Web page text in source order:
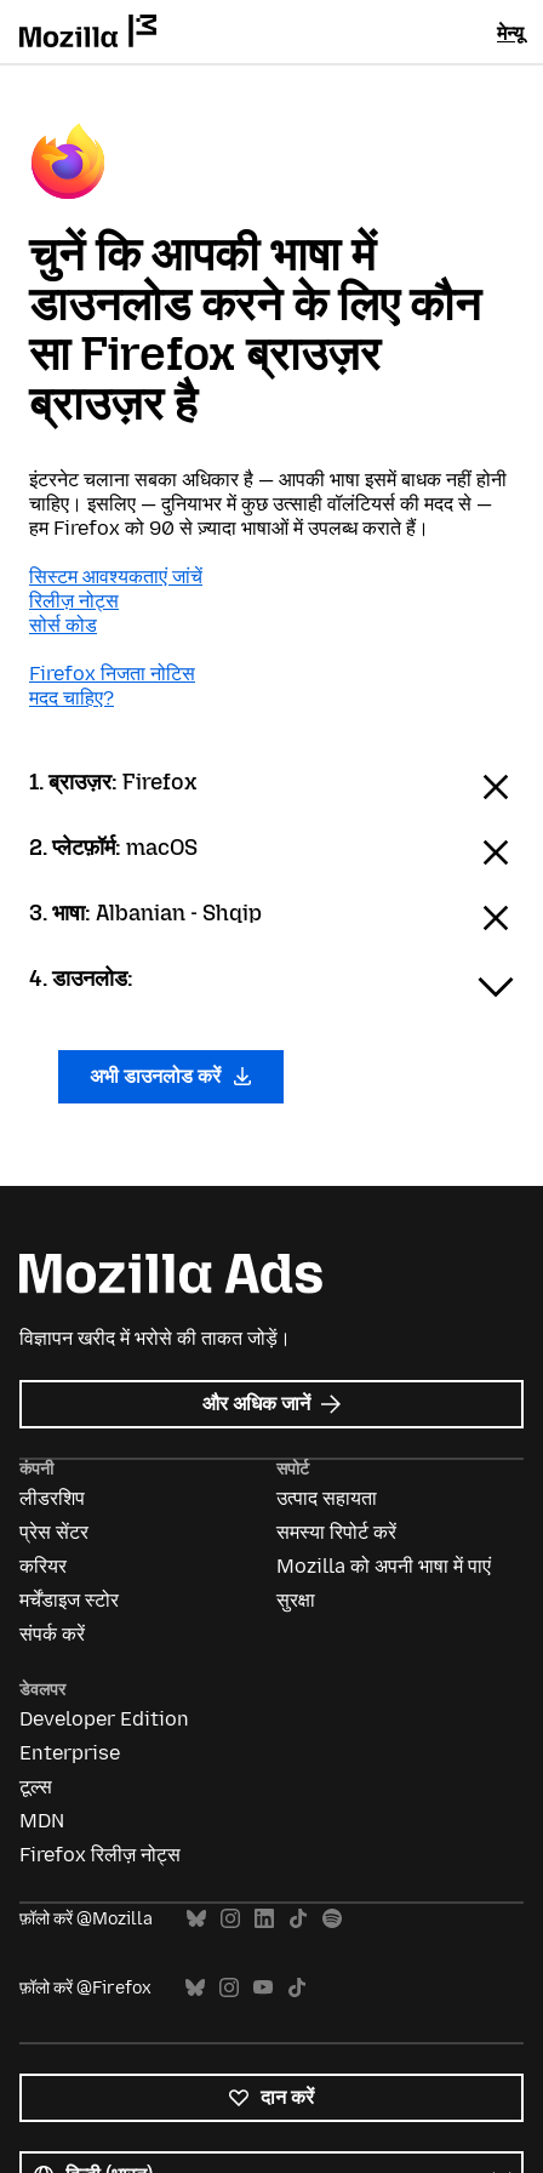
मेन्यू
चुनें कि आपकी भाषा में
डाउनलोड करने के लिए कौन
सा Firefox ब्राउज़र
ब्राउज़र है
इंटरनेट चलाना सबका अधिकार है — आपकी भाषा इसमें बाधक नहीं होनी
चाहिए। इसलिए — दुनियाभर में कुछ उत्साही वॉलंटियर्स की मदद से —
हम Firefox को 90 से ज़्यादा भाषाओं में उपलब्ध कराते हैं।
सिस्टम आवश्यकताएं जांचें
रिलीज़ नोट्स
सोर्स कोड
Firefox निजता नोटिस
मदद चाहिए?
1. ब्राउज़र: Firefox
2. प्लेटफ़ॉर्म: macOS
3. भाषा: Albanian - Shqip
4. डाउनलोड:
अभी डाउनलोड करें
विज्ञापन खरीद में भरोसे की ताकत जोड़ें।
Mozilla
विज्ञापन
और अधिक जानें
कंपनी
लीडरशिप
प्रेस सेंटर
करियर
मर्चेंडाइज स्टोर
संपर्क करें
सपोर्ट
उत्पाद सहायता
समस्या रिपोर्ट करें
Mozilla को अपनी भाषा में पाएं
सुरक्षा
डेवलपर
Developer Edition
Enterprise
टूल्स
MDN
Firefox रिलीज़ नोट्स
फ़ॉलो करें @Mozilla
फ़ॉलो करें @Firefox
दान करें
भाषाएं
भाषा